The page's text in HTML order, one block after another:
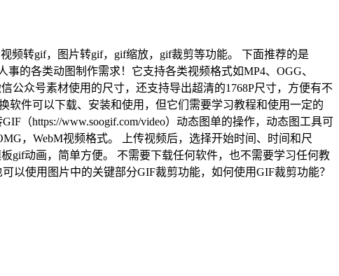
频转gif，图片转gif，gif缩放，gif裁剪等功能。 下面推荐的是
的各类动图制作需求！它支持各类视频格式如MP4、OGG、
公众号素材使用的尺寸，还支持导出超清的1768P尺寸，方便有不
软件可以下载、安装和使用，但它们需要学习教程和使用一定的
（https://www.soogif.com/video）动态图单的操作，动态图工具可
，WebM视频格式。 上传视频后，选择开始时间、时间和尺
gif动画，简单方便。 不需要下载任何软件，也不需要学习任何教
以使用图片中的关键部分GIF裁剪功能，如何使用GIF裁剪功能？